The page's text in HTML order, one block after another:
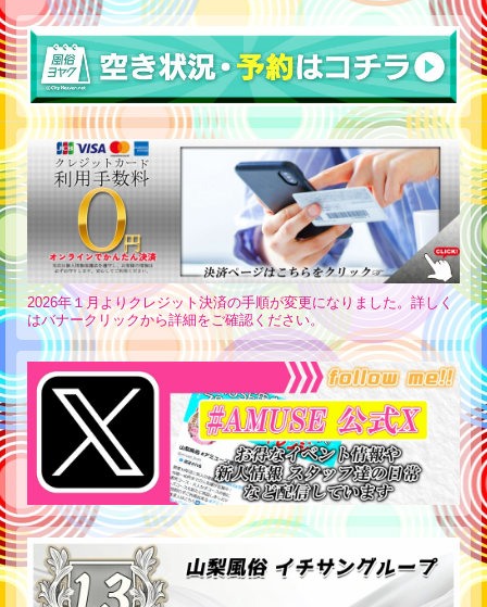
2026年１月よりクレジット決済の手順が変更になりました。詳しく
はバナークリックから詳細をご確認ください。